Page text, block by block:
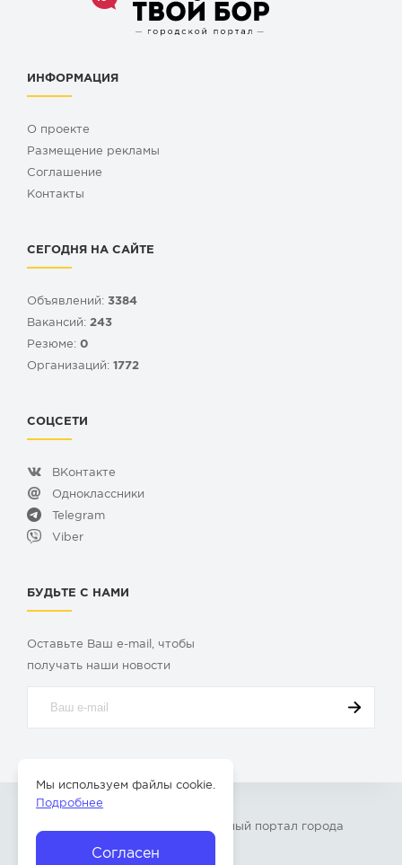
ИНФОРМАЦИЯ
О проекте
Размещение рекламы
Cоглашение
Контакты
СЕГОДНЯ НА САЙТЕ
Объявлений: 3384
Вакансий: 243
Резюме: 0
Организаций: 1772
СОЦСЕТИ
ВКонтакте
Одноклассники
Telegram
Viber
БУДЬТЕ С НАМИ
Оставьте Ваш e-mail, чтобы
получать наши новости
» – Главный портал города
Бор Нижегородской области
Согласен
Мы используем файлы cookie.
Подробнее